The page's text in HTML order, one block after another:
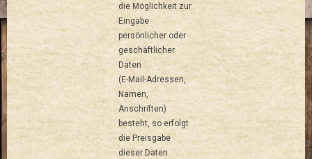
die Möglichkeit zur
Eingabe
persönlicher oder
geschäftlicher
Daten
(E-Mail-Adressen,
Namen,
Anschriften)
besteht, so erfolgt
die Preisgabe
dieser Daten